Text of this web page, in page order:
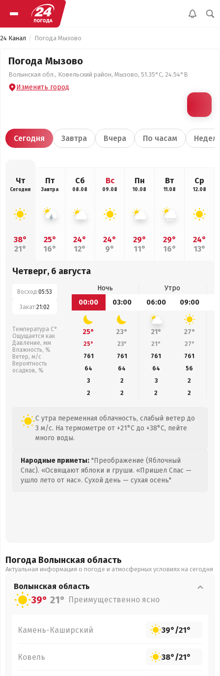
24 Канал Погода Мызово
Погода Мызово
Волынская обл., Ковельский район, Мызово, 51.35°С, 24.54°В
Изменить город
Сегодня Завтра Вчера По часам
Чт
Сегодня
38°
21°
Пт
Завтра
25°
16°
Сб
08.08
24°
12°
Вс
09.08
24°
9°
Пн
10.08
29°
11°
Вт
11.08
29°
16°
Ср
12.08
24°
13°
Четверг, 6 августа
Восход:05:53
Закат:21:02
Температура С°
Ощущается как
Давление, мм
Влажность, %
Ветер, м/с
Вероятность
осадков, %
Ночь
Утро
00:00
03:00 06:00 09:00
25° 23° 21° 27°
25° 23° 21° 27°
761
761 761 761
64
64 64 56
3
2 3
2
2
2 2 2
С утра переменная облачность, слабый ветер до
3 м/с. На термометре от +21°C до +38°C, пейте
много воды.
Народные приметы: "Преображение (Яблочный
Спас). «Освящают яблоки и груши. «Пришел Спас —
ушло лето от нас». Сухой день — сухая осень"
Погода Волынская область
Актуальная информация о погоде и атмосферных условиях на сегодня
Волынская область
39° 21° Преимущественно ясно
Камень-Каширский 39°/21°
Ковель 38°/21°